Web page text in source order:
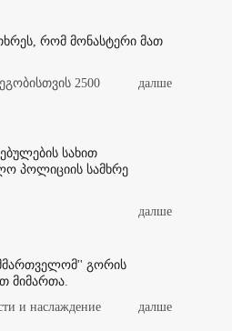
რომ მონასტერი მათ
далше
2500
სახით
პოლიციის სამხრე
далше
გორის
მიმართა.
далше
и наслаждение